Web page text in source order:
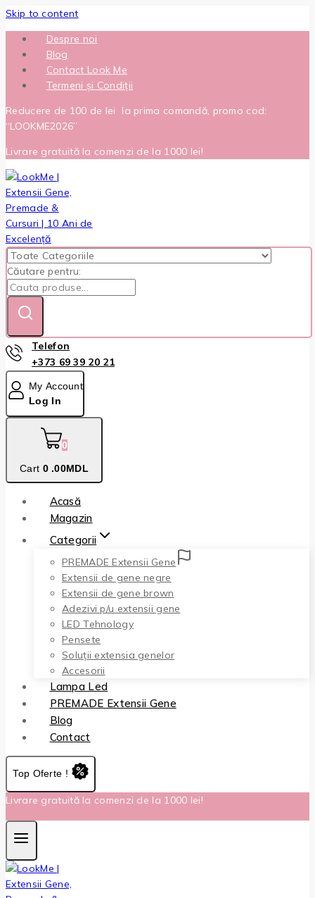
Skip to content
Despre noi
Blog
Contact Look Me
Termeni și Condiții
Reducere de 100 de lei la prima comandă, promo cod:
“LOOKME2026”
Livrare gratuită la comenzi de la 1000 lei!
Căutare pentru:
Telefon
+373 69 39 20 21
My Account
Log In
0
Cart 0 .00MDL
Acasă
Magazin
Categorii
PREMADE Extensii Gene
Extensii de gene negre
Extensii de gene brown
Adezivi p/u extensii gene
LED Tehnology
Pensete
Soluții extensia genelor
Accesorii
Lampa Led
PREMADE Extensii Gene
Blog
Contact
Top Oferte !
Livrare gratuită la comenzi de la 1000 lei!